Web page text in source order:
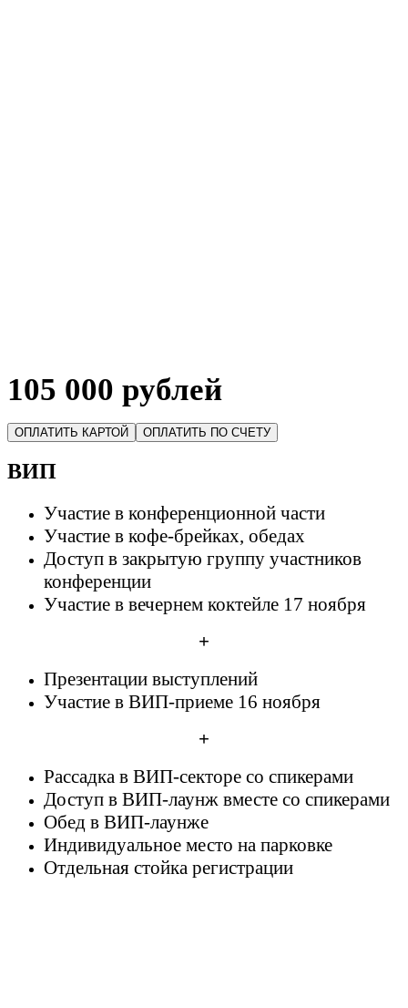
105 000 рублей
ОПЛАТИТЬ КАРТОЙ ОПЛАТИТЬ ПО СЧЕТУ
ВИП
Участие в конференционной части
Участие в кофе-брейках, обедах
Доступ в закрытую группу участников
конференции
Участие в вечернем коктейле 17 ноября
+
Презентации выступлений
Участие в ВИП-приеме 16 ноября
+
Рассадка в ВИП-секторе со спикерами
Доступ в ВИП-лаунж вместе со спикерами
Обед в ВИП-лаунже
Индивидуальное место на парковке
Отдельная стойка регистрации